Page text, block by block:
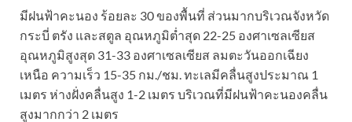
มีฝนฟ้าคะนอง ร้อยละ 30 ของพื้นที่ ส่วนมากบริเวณจังหวัด
กระบี่ ตรัง และสตูล อุณหภูมิต่ำสุด 22-25 องศาเซลเซียส
อุณหภูมิสูงสุด 31-33 องศาเซลเซียส ลมตะวันออกเฉียง
เหนือ ความเร็ว 15-35 กม./ชม. ทะเลมีคลื่นสูงประมาณ 1
เมตร ห่างฝั่งคลื่นสูง 1-2 เมตร บริเวณที่มีฝนฟ้าคะนองคลื่น
สูงมากกว่า 2 เมตร